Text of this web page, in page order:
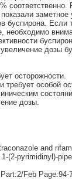
соответственно.
буспирона. Если
необходимо
дозы
осторожности.
требует особой
дозы.
and
(2-pyrimidinyl)-
Feb